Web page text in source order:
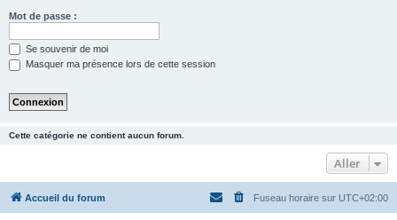
Mot de passe :
Se souvenir de moi
Masquer ma présence lors de cette session
Cette catégorie ne contient aucun forum.
Aller
Accueil du forum Fuseau horaire sur UTC+02:00